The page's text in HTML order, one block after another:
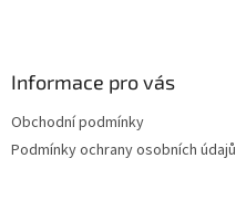
Informace pro vás
Obchodní podmínky
Podmínky ochrany osobních údajů